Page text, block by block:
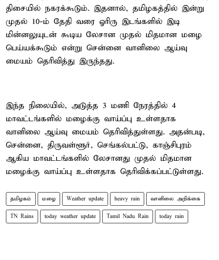
திசையில் நகரக்கூடும். இதனால், தமிழகத்தில் இன்று
முதல் 10-ம் தேதி வரை ஓரிரு இடங்களில் இடி
மின்னலுயுடன் கூடிய லேசான முதல் மிதமான மழை
பெய்யக்கூடும் என்று சென்னை வானிலை ஆய்வு
மையம் தெரிவித்து இருந்தது.
இந்த நிலையில், அடுத்த 3 மணி நேரத்தில் 4
மாவட்டங்களில் மழைக்கு வாய்ப்பு உள்ளதாக
வானிலை ஆய்வு மையம் தெரிவித்துள்ளது. அதன்படி,
சென்னை, திருவள்ளூர், செங்கல்பட்டு, காஞ்சிபுரம்
ஆகிய மாவட்டங்களில் லேசானது முதல் மிதமான
மழைக்கு வாய்ப்பு உள்ளதாக தெரிவிக்கப்பட்டுள்ளது.
தமிழகம் மழை Weather update heavy rain வானிலை அறிக்கை
TN Rains today weather update Tamil Nadu Rain today rain